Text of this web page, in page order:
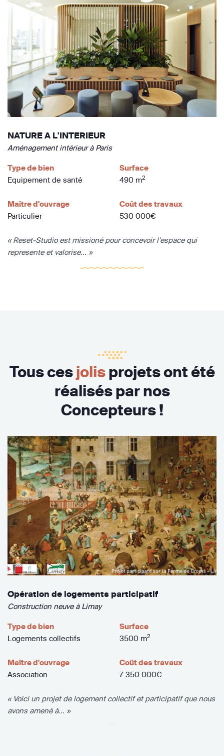
NATURE A L'INTERIEUR
Aménagement intérieur à Paris
Type de bien
Equipement de santé
Surface
490 m2
Maître d'ouvrage
Particulier
Coût des travaux
530 000€
« Reset-Studio est missioné pour concevoir l’espace qui
represente et valorise... »
Tous cesjolisprojets ont été
réalisés par nos
Concepteurs !
Opération de logements participatif
Construction neuve à Limay
Type de bien
Logements collectifs
Surface
3500 m2
Maître d'ouvrage
Association
Coût des travaux
7 350 000€
« Voici un projet de logement collectif et participatif que nous
avons amené à... »